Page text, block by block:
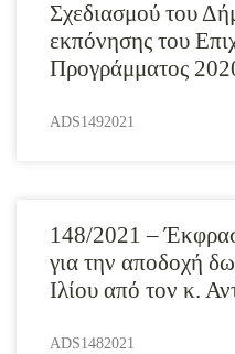
Σχεδιασμού του
εκπόνησης του
Προγράμματος
ADS1492021
148/2021 –
για την αποδοχή
Ιλίου από τον κ.
ADS1482021